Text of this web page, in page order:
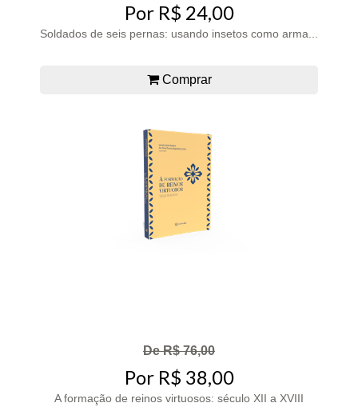
Por R$ 24,00
Soldados de seis pernas: usando insetos como arma...
Comprar
De R$ 76,00
Por R$ 38,00
A formação de reinos virtuosos: século XII a XVIII